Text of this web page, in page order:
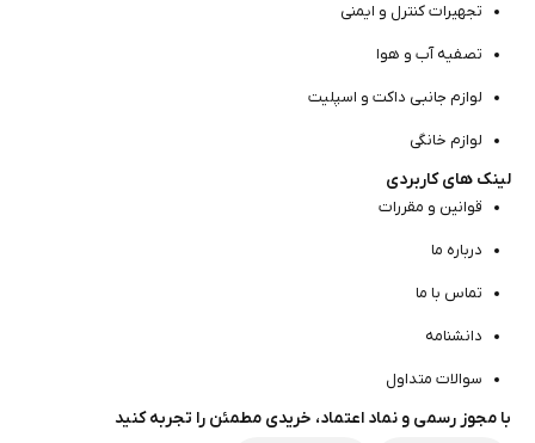
تجهیرات کنترل و ایمنی
تصفیه آب و هوا
لوازم جانبی داکت و اسپلیت
لوازم خانگی
لینک های کاربردی
قوانین و مقررات
درباره ما
تماس با ما
دانشنامه
سوالات متداول
با مجوز رسمی و نماد اعتماد، خریدی مطمئن را تجربه کنید